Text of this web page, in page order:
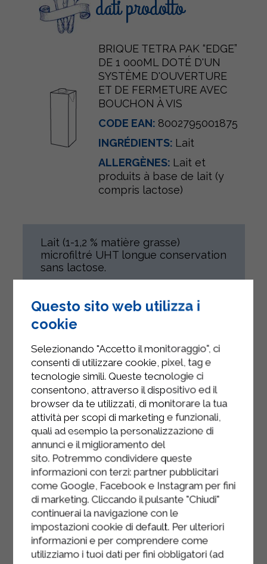
dati prodotto
BRIQUE TETRA PAK “EDGE”
DE 1 000ML DOTÉ D'UN
SYSTÈME D'OUVERTURE
ET DE FERMETURE AVEC
BOUCHON À VIS
CODE EAN: 8002795001875
INGRÉDIENTS: Lait
ALLERGÈNES: Lait et
produits à base de lait (y
compris lactose)
Lait (1-1,2 % matière grasse)
microfiltré UHT longue conservation
sans lactose.
produit dont le lactose, le sucre
contenu dans le lait, est transformé,
à l'instar d'un processus biologique
deux sucres facilement assimilables.
L'opération de microfiltration
s'effectue à travers un processus
physique naturel, avec des lignes de
production modernes qui
permettent d'enlever au lait ses
impuretés biologiques sans en
réduire la valeur nutritionnelle.
Puis le lait subit un traitement
thermique doux, pour en exalter le
goût naturel tout en préservant sa
valeur nutritionnelle.
100 % lait italien.
Ce produit s'adresse à tous, sous
réserve de leur état de santé.
Questo sito web utilizza i
cookie
Selezionando "Accetto il monitoraggio", ci
consenti di utilizzare cookie, pixel, tag e
tecnologie simili. Queste tecnologie ci
consentono, attraverso il dispositivo ed il
browser da te utilizzati, di monitorare la tua
attività per scopi di marketing e funzionali,
quali ad esempio la personalizzazione di
annunci e il miglioramento del
sito. Potremmo condividere queste
informazioni con terzi: partner pubblicitari
come Google, Facebook e Instagram per fini
di marketing. Cliccando il pulsante "Chiudi"
continuerai la navigazione con le
impostazioni cookie di default. Per ulteriori
informazioni e per comprendere come
utilizziamo i tuoi dati per fini obbligatori (ad